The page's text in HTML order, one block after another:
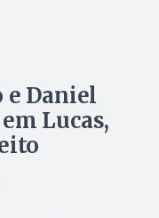
e Daniel
Lucas,